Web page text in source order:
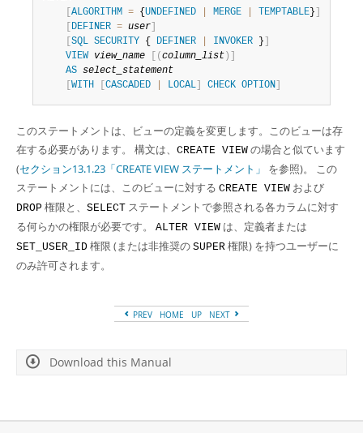
MySQL.com
Downloads
Developer Zone
ALGORITHM = { UNDEFINED MERGE TEMPTABLE }
DEFINER = user
SQL SECURITY { DEFINER INVOKER }
VIEW view_name ( column_list )
AS select_statement
WITH CASCADED LOCAL CHECK OPTION
このステートメントは、ビューの定義を変更します。このビューは存
在する必要があります。 構文は、 CREATE VIEW の場合と似ています
(セクション13.1.23「CREATE VIEW ステートメント」
を参照)。 この
ステートメントには、このビューに対する CREATE VIEW および
DROP 権限と、 SELECT ステートメントで参照される各カラムに対す
る何らかの権限が必要です。 ALTER VIEW は、定義者または
SET_USER_ID 権限 (または非推奨の SUPER 権限) を持つユーザーに
のみ許可されます。
PREV HOME UP NEXT
Download this Manual